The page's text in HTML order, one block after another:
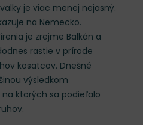
je viac menej nejasný.
na Nemecko.
je zrejme Balkán a
rastie v prírode
kosatcov. Dnešné
výsledkom
ktorých sa podieľalo